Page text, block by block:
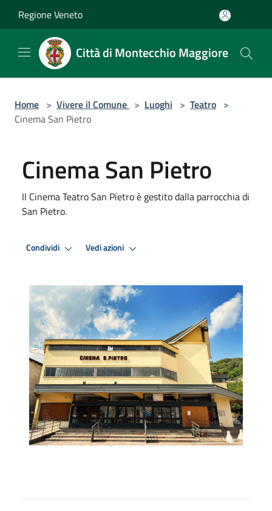
Regione Veneto
Città di Montecchio Maggiore
Home > Vivere il Comune > Luoghi > Teatro >
Cinema San Pietro
Cinema San Pietro
Il Cinema Teatro San Pietro è gestito dalla parrocchia di
San Pietro.
Condividi Vedi azioni